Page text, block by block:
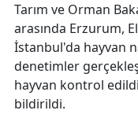
Tarım ve Orman
arasında Erzurum,
İstanbul'da hayvan
denetimler
hayvan kontrol
bildirildi.